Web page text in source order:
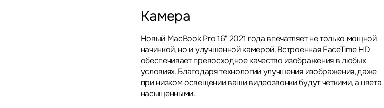
Камера
Новый MacBook Pro 16" 2021 года впечатляет не только мощной
начинкой, но и улучшенной камерой. Встроенная FaceTime HD
обеспечивает превосходное качество изображения в любых
условиях. Благодаря технологии улучшения изображения, даже
при низком освещении ваши видеозвонки будут четкими, а цвета
насыщенными.